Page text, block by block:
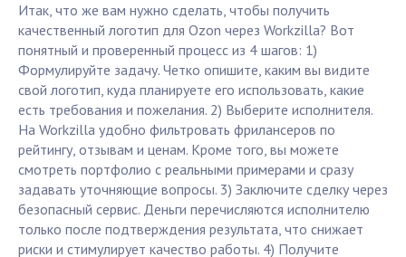
Итак, что же вам нужно сделать, чтобы получить
качественный логотип для Ozon через Workzilla? Вот
понятный и проверенный процесс из 4 шагов: 1)
Формулируйте задачу. Четко опишите, каким вы видите
свой логотип, куда планируете его использовать, какие
есть требования и пожелания. 2) Выберите исполнителя.
На Workzilla удобно фильтровать фрилансеров по
рейтингу, отзывам и ценам. Кроме того, вы можете
смотреть портфолио с реальными примерами и сразу
задавать уточняющие вопросы. 3) Заключите сделку через
безопасный сервис. Деньги перечисляются исполнителю
только после подтверждения результата, что снижает
риски и стимулирует качество работы. 4) Получите